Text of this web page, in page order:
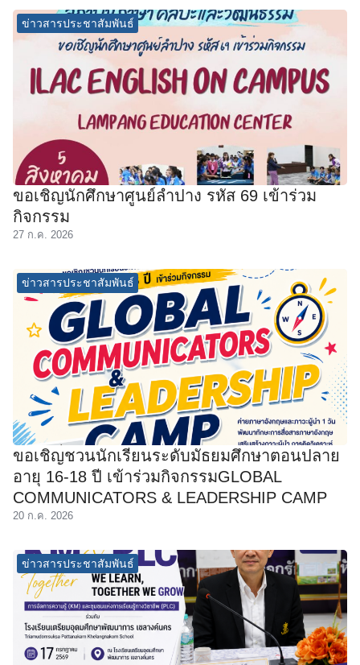
ข่าวสารประชาสัมพันธ์
ขอเชิญนักศึกษาศูนย์ลำปาง รหัส 69 เข้าร่วม
กิจกรรม
27 ก.ค. 2026
ข่าวสารประชาสัมพันธ์
ขอเชิญชวนนักเรียนระดับมัธยมศึกษาตอนปลาย
อายุ 16-18 ปี เข้าร่วมกิจกรรมGLOBAL
COMMUNICATORS & LEADERSHIP CAMP
20 ก.ค. 2026
ข่าวสารประชาสัมพันธ์